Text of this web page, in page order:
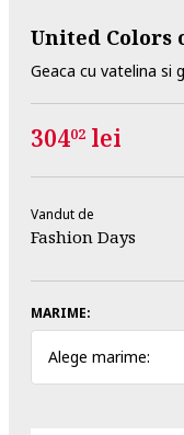
United Colors
Geaca cu vatelina si
30402 lei
Vandut de
Fashion Days
MARIME:
Alege marime: